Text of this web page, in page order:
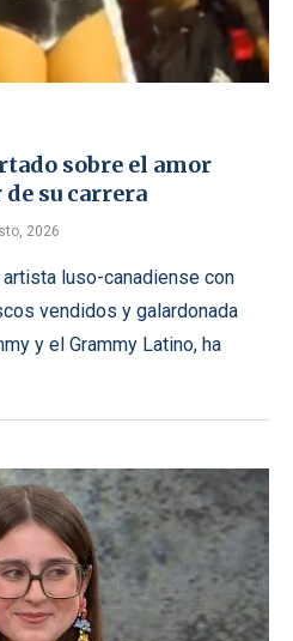
sobre el amor
su carrera
2026
artista luso-canadiense con
vendidos y galardonada
y el Grammy Latino, ha